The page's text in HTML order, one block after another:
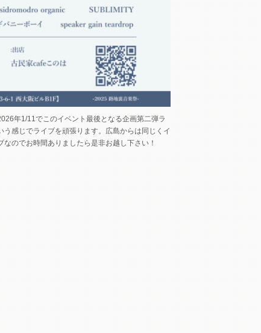
年1/11でこのイベント最後となる企画第二弾ラ
感じでライブを頑張ります。広島からは同じくイ
のでお時間ありましたら是非お越し下さい！